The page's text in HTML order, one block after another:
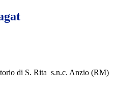
di S. Rita s.n.c. Anzio (RM)